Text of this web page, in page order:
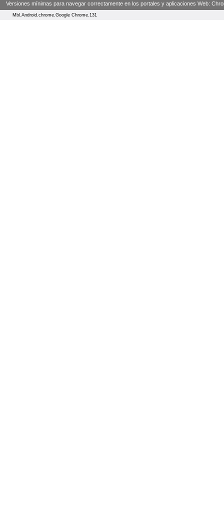
Versiones mínimas para navegar correctamente en los portales y aplicaciones Web:
Mbl.Android.chrome.Google Chrome.131